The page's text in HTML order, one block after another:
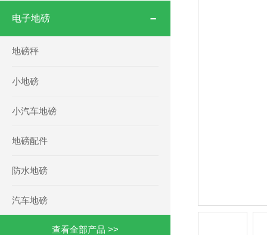
电子地磅
地磅秤
小地磅
小汽车地磅
地磅配件
防水地磅
汽车地磅
查看全部产品 >>